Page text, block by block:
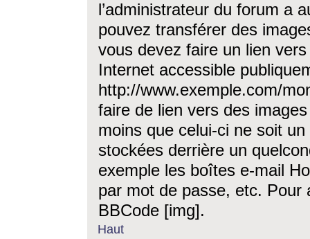
l’administrateur du forum a
pouvez transférer des
vous devez faire un lien
Internet accessible
http://www.exemple.com/
faire de lien vers des
moins que celui-ci ne soit
stockées derrière un
exemple les boîtes e-mail
par mot de passe, etc. Pour
BBCode [img].
Haut